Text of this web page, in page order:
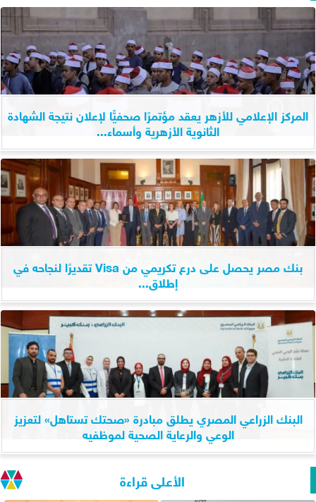
المركز الإعلامي للأزهر يعقد مؤتمرًا صحفيًّا لإعلان نتيجة الشهادة
الثانوية الأزهرية وأسماء...
بنك مصر يحصل على درع تكريمي من Visa تقديرًا لنجاحه في
إطلاق...
البنك الزراعي المصري يطلق مبادرة «صحتك تستاهل» لتعزيز
الوعي والرعاية الصحية لموظفيه
الأعلى قراءة